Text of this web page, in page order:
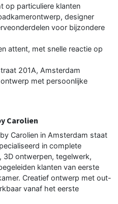
op particuliere klanten
designer
voor bijzondere
attent, met snelle reactie op
201A, Amsterdam
met persoonlijke
Carolien
Carolien in Amsterdam staat
in complete
3D ontwerpen, tegelwerk,
klanten van eerste
Creatief ontwerp met out-
vanaf het eerste